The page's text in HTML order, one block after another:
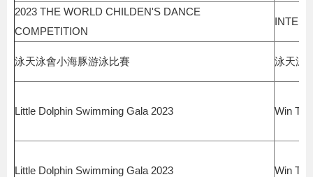
2023 THE WORLD CHILDEN'S DANCE
COMPETITION
泳天泳會小海豚游泳比賽 泳天泳
Little Dolphin Swimming Gala 2023 Win Tin
Little Dolphin Swimming Gala 2023 Win Tin